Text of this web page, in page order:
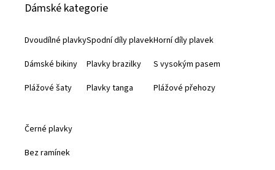
Dámské kategorie
Dvoudílné plavky
Dámské bikiny
Plážové šaty
Spodní díly plavek
Plavky brazilky
Plavky tanga
Horní díly plavek
S vysokým pasem
Plážové přehozy
Černé plavky
Bez ramínek